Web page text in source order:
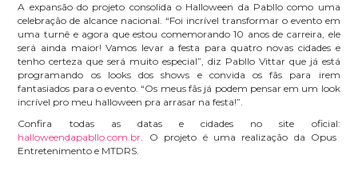
A expansão do projeto consolida o Halloween da Pabllo como uma
celebração de alcance nacional. “Foi incrível transformar o evento em
uma turnê e agora que estou comemorando 10 anos de carreira, ele
será ainda maior! Vamos levar a festa para quatro novas cidades e
tenho certeza que será muito especial”, diz Pabllo Vittar que já está
programando os looks dos shows e convida os fãs para irem
fantasiados para o evento. “Os meus fãs já podem pensar em um look
incrível pro meu halloween pra arrasar na festa!”.
Confira todas as datas e cidades no site oficial:
halloweendapabllo.com.br. O projeto é uma realização da Opus
Entretenimento e MTDRS.